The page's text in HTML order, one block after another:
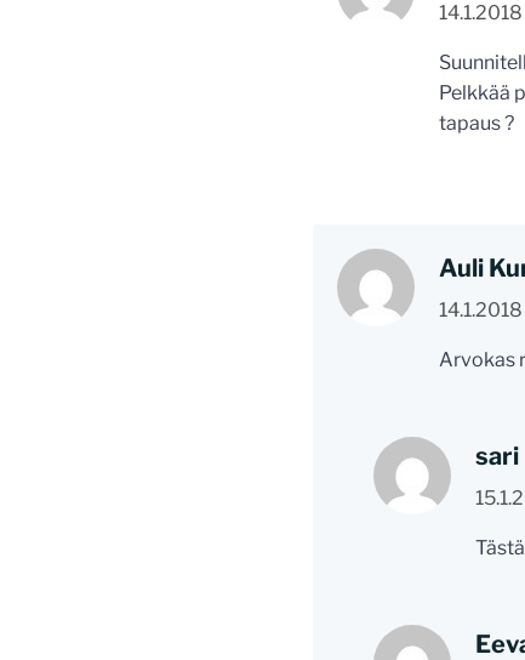
Pelkkää
tapaus ?
Auli
14.1.2018
Arvokas
sari